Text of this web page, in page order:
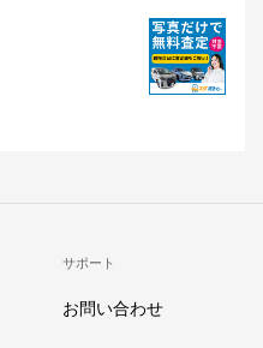
サポート
お問い合わせ